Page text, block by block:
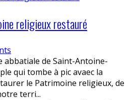
religieux restauré
abbatiale de Saint-Antoine-
qui tombe à pic avaec la
le Patrimoine religieux, de
terri...